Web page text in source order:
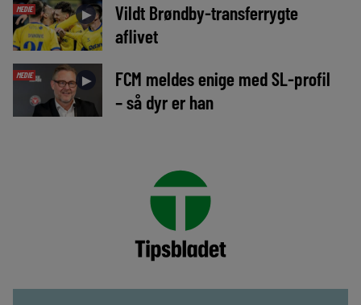
MEDIE ►
Vildt Brøndby-transferrygte
aflivet
MEDIE ►
FCM meldes enige med SL-profil
– så dyr er han